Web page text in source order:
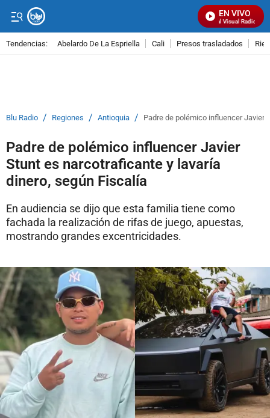
EN VIVO
Señal Visual Radio
Tendencias: Abelardo De La Espriella Cali Presos trasladados
Blu Radio / Regiones / Antioquia / Padre de polémico influencer Javier
Padre de polémico influencer Javier
Stunt es narcotraficante y lavaría
dinero, según Fiscalía
En audiencia se dijo que esta familia tiene como
fachada la realización de rifas de juego, apuestas,
mostrando grandes excentricidades.